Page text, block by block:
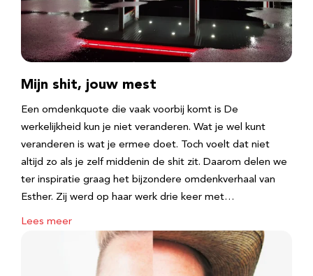
Mijn shit, jouw mest
Een omdenkquote die vaak voorbij komt is De
werkelijkheid kun je niet veranderen. Wat je wel kunt
veranderen is wat je ermee doet. Toch voelt dat niet
altijd zo als je zelf middenin de shit zit. Daarom delen we
ter inspiratie graag het bijzondere omdenkverhaal van
Esther. Zij werd op haar werk drie keer met…
Lees meer